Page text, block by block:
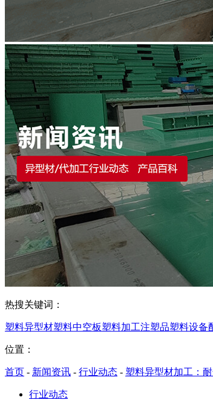
热搜关键词：
塑料异型材塑料中空板塑料加工注塑品塑料设备
位置：
首页 - 新闻资讯 - 行业动态 - 塑料异型材加工：
行业动态